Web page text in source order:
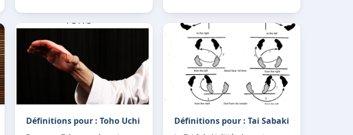
Définitions pour : Toho Uchi Définitions pour : Tai Sabaki